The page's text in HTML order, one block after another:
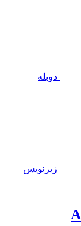
دوبله
زیرنویس